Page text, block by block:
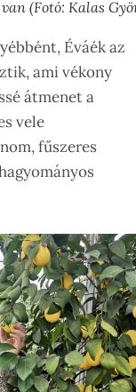
(Fotó: Kalas
Éváék az
ami vékony
átmenet a
vele
fűszeres